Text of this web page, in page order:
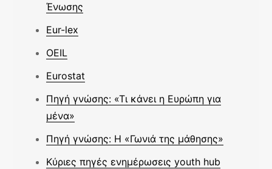
Ένωσης
Eur-lex
OEIL
Eurostat
Πηγή γνώσης: «Τι κάνει η Ευρώπη για
μένα»
Πηγή γνώσης: Η «Γωνιά της μάθησης»
Κύριες πηγές ενημέρωσεις youth hub